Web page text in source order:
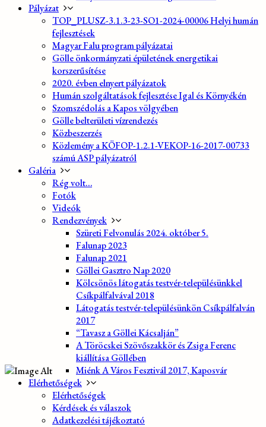
Pályázat
TOP_PLUSZ-3.1.3-23-SO1-2024-00006 Helyi humán
fejlesztések
Magyar Falu program pályázatai
Gölle önkormányzati épületének energetikai
korszerűsítése
2020. évben elnyert pályázatok
Humán szolgáltatások fejlesztése Igal és Környékén
Szomszédolás a Kapos völgyében
Gölle belterületi vízrendezés
Közbeszerzés
Közlemény a KÖFOP-1.2.1-VEKOP-16-2017-00733
számú ASP pályázatról
Galéria
Rég volt…
Fotók
Videók
Rendezvények
Szüreti Felvonulás 2024. október 5.
Falunap 2023
Falunap 2021
Göllei Gasztro Nap 2020
Kölcsönös látogatás testvér-településünkkel
Csíkpálfalvával 2018
Látogatás testvér-településünkön Csíkpálfalván
2017
“Tavasz a Göllei Kácsalján”
A Töröcskei Szövőszakkör és Zsiga Ferenc
kiállítása Göllében
Miénk A Város Fesztivál 2017, Kaposvár
Elérhetőségek
Elérhetőségek
Kérdések és válaszok
Adatkezelési tájékoztató